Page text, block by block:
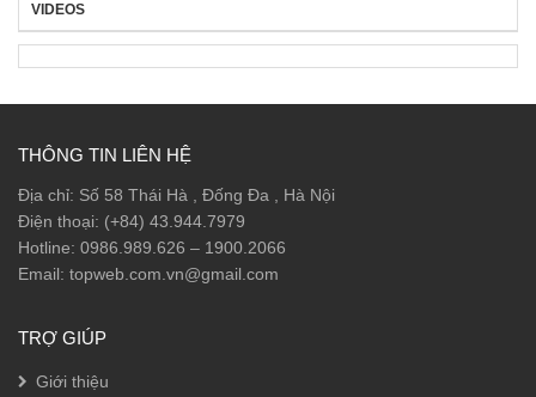
VIDEOS
THÔNG TIN LIÊN HỆ
Địa chỉ: Số 58 Thái Hà , Đống Đa , Hà Nội
Điện thoại: (+84) 43.944.7979
Hotline: 0986.989.626 – 1900.2066
Email: topweb.com.vn@gmail.com
TRỢ GIÚP
Giới thiệu